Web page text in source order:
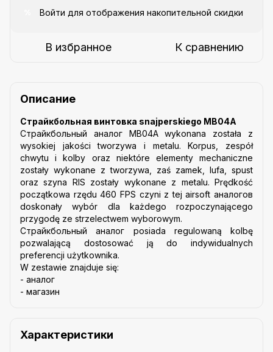
Войти для отображения накопительной скидки
В избранное К сравнению
Описание
Страйкбольная винтовка snajperskiego MB04A
Страйкбольный аналог MB04A wykonana została z
wysokiej jakości tworzywa i metalu. Korpus, zespół
chwytu i kolby oraz niektóre elementy mechaniczne
zostały wykonane z tworzywa, zaś zamek, lufa, spust
oraz szyna RIS zostały wykonane z metalu. Prędkość
początkowa rzędu 460 FPS czyni z tej airsoft аналогов
doskonały wybór dla każdego rozpoczynającego
przygodę ze strzelectwem wyborowym.
Страйкбольный аналог posiada regulowaną kolbę
pozwalającą dostosować ją do indywidualnych
preferencji użytkownika.
W zestawie znajduje się:
- аналог
- магазин
Характеристики